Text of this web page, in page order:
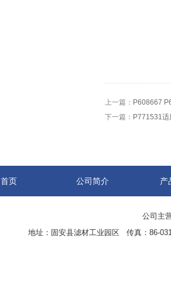
上一篇： P608667
下一篇： P771531
首页 公司简介 产
公司主
地址：固安县滤材工业园区 传真：86-